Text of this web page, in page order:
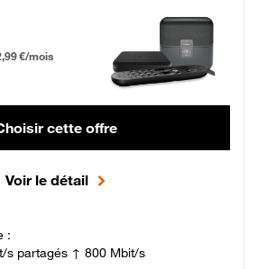
12 mois puis 42,99 € par mois, Engagement 12 mois
€/mois
cette offre
Voir le détail
:
s partagés ↑ 800 Mbit/s